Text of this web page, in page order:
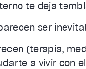
te deja
ser
(terapia,
a vivir con